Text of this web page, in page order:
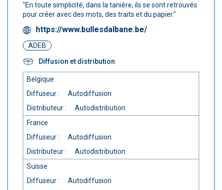
"En toute simplicité, dans la tanière, ils se sont retrouvés
pour créer avec des mots, des traits et du papier."
https://www.bullesdalbane.be/
ADEB
Diffusion et distribution
Belgique
Diffuseur :
Autodiffusion
Distributeur :
Autodistribution
France
Diffuseur :
Autodiffusion
Distributeur :
Autodistribution
Suisse
Diffuseur :
Autodiffusion